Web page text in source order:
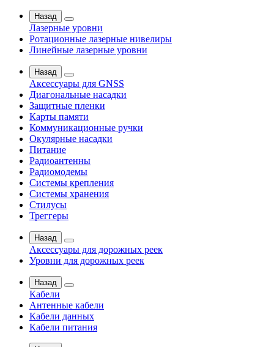
Назад
Лазерные уровни
Ротационные лазерные нивелиры
Линейные лазерные уровни
Назад
Аксессуары для GNSS
Диагональные насадки
Защитные пленки
Карты памяти
Коммуникационные ручки
Окулярные насадки
Питание
Радиоантенны
Радиомодемы
Системы крепления
Системы хранения
Стилусы
Треггеры
Назад
Аксессуары для дорожных реек
Уровни для дорожных реек
Назад
Кабели
Антенные кабели
Кабели данных
Кабели питания